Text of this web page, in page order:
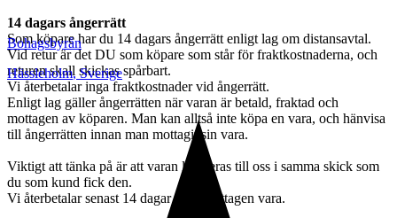
14 dagars ångerrätt
Som köpare har du 14 dagars ångerrätt enligt lag om distansavtal.
Vid retur är det DU som köpare som står för fraktkostnaderna, och
returen skall skickas spårbart.
Vi återbetalar inga fraktkostnader vid ångerrätt.
Enligt lag gäller ångerrätten när varan är betald, fraktad och
mottagen av köparen. Man kan alltså inte köpa en vara, och hänvisa
till ångerrätten innan man mottagit sin vara.
Viktigt att tänka på är att varan levereras till oss i samma skick som
du som kund fick den.
Vi återbetalar senast 14 dagar efter mottagen vara.
Bohagsbyrån
Hässleholm,Sverige